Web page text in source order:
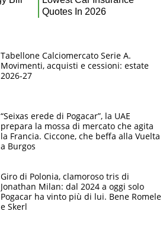
Tabellone Calciomercato Serie A.
Movimenti, acquisti e cessioni: estate
2026-27
“Seixas erede di Pogacar”, la UAE
prepara la mossa di mercato che agita
la Francia. Ciccone, che beffa alla Vuelta
a Burgos
Giro di Polonia, clamoroso tris di
Jonathan Milan: dal 2024 a oggi solo
Pogacar ha vinto più di lui. Bene Romele
e Skerl